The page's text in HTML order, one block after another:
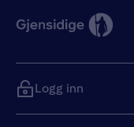
Logg inn